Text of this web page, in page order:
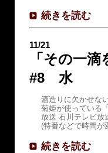
続きを読む
11/21
「その一
#8 水
酒造りに欠かせな
菊姫が使っている
放送 石川テレビ放
(特番などで時間が
続きを読む